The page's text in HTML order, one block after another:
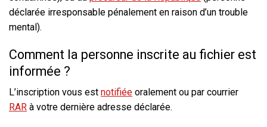
déclarée irresponsable pénalement en raison d’un trouble
mental).
Comment la personne inscrite au fichier est
informée ?
L’inscription vous est notifiée oralement ou par courrier
RAR à votre dernière adresse déclarée.